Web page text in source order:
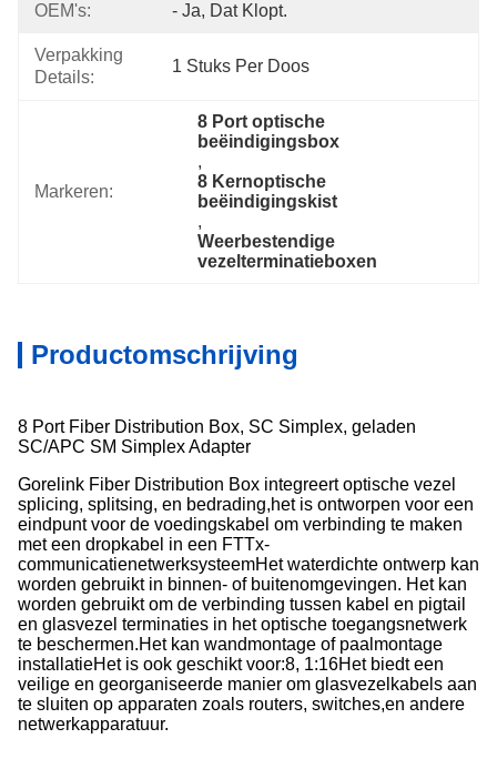
OEM's: - Ja, Dat Klopt.
Verpakking
Details:
1 Stuks Per Doos
Markeren:
8 Port optische
beëindigingsbox
,
8 Kernoptische
beëindigingskist
,
Weerbestendige
vezelterminatieboxen
Productomschrijving
8 Port Fiber Distribution Box, SC Simplex, geladen
SC/APC SM Simplex Adapter
Gorelink Fiber Distribution Box integreert optische vezel
splicing, splitsing, en bedrading,het is ontworpen voor een
eindpunt voor de voedingskabel om verbinding te maken
met een dropkabel in een FTTx-
communicatienetwerksysteemHet waterdichte ontwerp kan
worden gebruikt in binnen- of buitenomgevingen. Het kan
worden gebruikt om de verbinding tussen kabel en pigtail
en glasvezel terminaties in het optische toegangsnetwerk
te beschermen.Het kan wandmontage of paalmontage
installatieHet is ook geschikt voor:8, 1:16Het biedt een
veilige en georganiseerde manier om glasvezelkabels aan
te sluiten op apparaten zoals routers, switches,en andere
netwerkapparatuur.